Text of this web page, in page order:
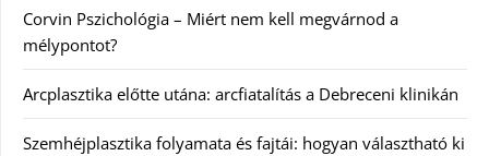
Corvin Pszichológia – Miért nem kell megvárnod a
mélypontot?
Arcplasztika előtte utána: arcfiatalítás a Debreceni klinikán
Szemhéjplasztika folyamata és fajtái: hogyan választható ki